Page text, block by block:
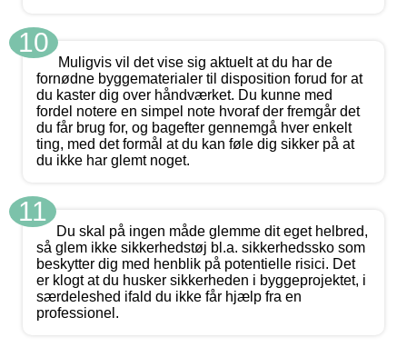
10
Muligvis vil det vise sig aktuelt at du har de
fornødne byggematerialer til disposition forud for at
du kaster dig over håndværket. Du kunne med
fordel notere en simpel note hvoraf der fremgår det
du får brug for, og bagefter gennemgå hver enkelt
ting, med det formål at du kan føle dig sikker på at
du ikke har glemt noget.
11
Du skal på ingen måde glemme dit eget helbred,
så glem ikke sikkerhedstøj bl.a. sikkerhedssko som
beskytter dig med henblik på potentielle risici. Det
er klogt at du husker sikkerheden i byggeprojektet, i
særdeleshed ifald du ikke får hjælp fra en
professionel.